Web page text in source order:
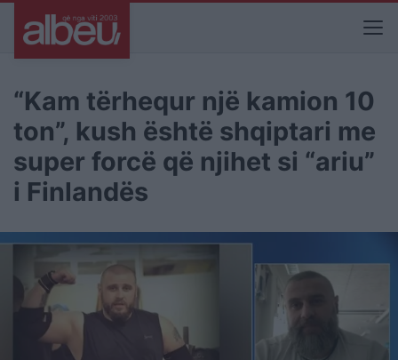
“Kam tërhequr një kamion 10
ton”, kush është shqiptari me
super forcë që njihet si “ariu”
i Finlandës